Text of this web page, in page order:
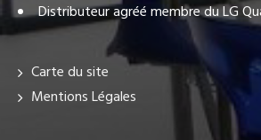
Distributeur agréé membre du LG
Carte du site
Mentions Légales